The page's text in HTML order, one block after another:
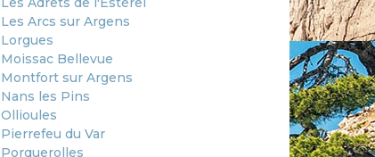
Les Arcs sur Argens
Lorgues
Moissac Bellevue
Montfort sur Argens
Nans les Pins
Ollioules
Pierrefeu du Var
Porquerolles